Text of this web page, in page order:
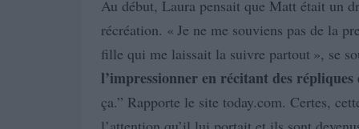
Au début, Laura pensait que Matt était un
récréation. « Je ne me souviens pas de la
fille qui me laissait la suivre partout », se
l’impressionner en récitant des
ça.” Rapporte le site today.com. Certes,